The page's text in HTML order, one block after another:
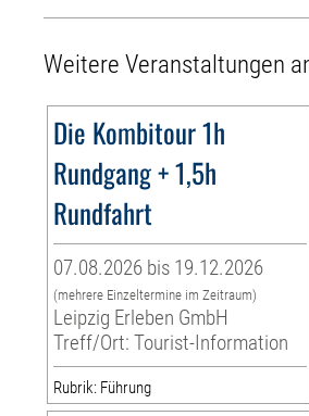
Weitere Veranstaltungen
Die Kombitour 1h
Rundgang + 1,5h
Rundfahrt
07.08.2026 bis 19.12.2026
(mehrere Einzeltermine im Zeitraum)
Leipzig Erleben GmbH
Treff/Ort: Tourist-Information
Rubrik: Führung